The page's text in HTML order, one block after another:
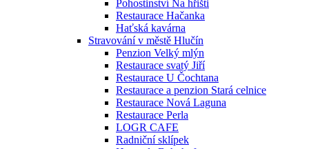
Pohostinství Na hřišti
Restaurace Hačanka
Haťská kavárna
Stravování v městě Hlučín
Penzion Velký mlýn
Restaurace svatý Jiří
Restaurace U Čochtana
Restaurace a penzion Stará celnice
Restaurace Nová Laguna
Restaurace Perla
LOGR CAFE
Radniční sklípek